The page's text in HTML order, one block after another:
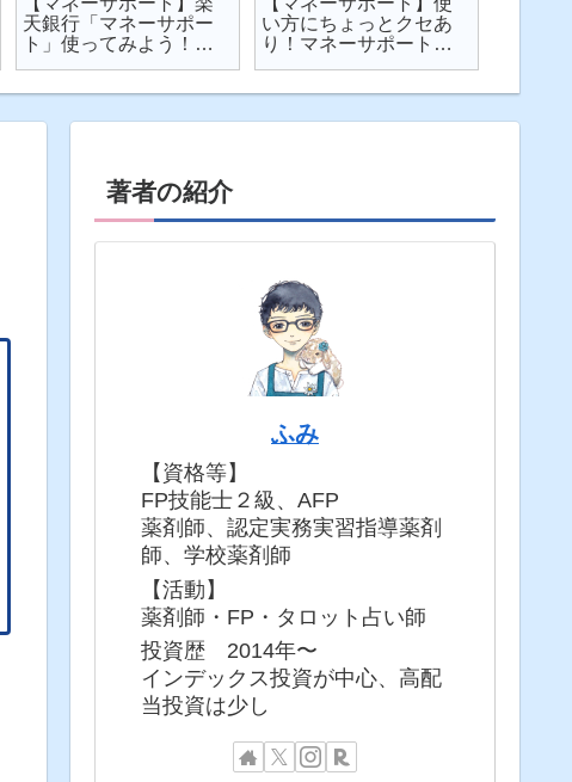
天銀行「マネーサポー
ト」使ってみよう！
い方にちょっとクセあ
り！マネーサポートの
著者の紹介
ふみ
【資格等】
FP技能士２級、AFP
薬剤師、認定実務実習指導薬剤
師、学校薬剤師
【活動】
薬剤師・FP・タロット占い師
投資歴 2014年〜
インデックス投資が中心、高配
当投資は少し